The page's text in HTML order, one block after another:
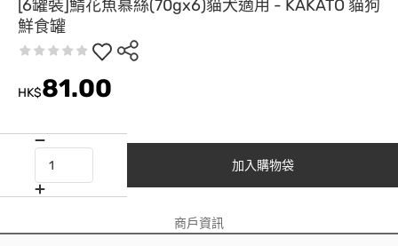
[6罐裝]鯖花魚慕絲(70gx6)貓犬適用 - KAKATO 貓狗
鮮食罐
HK$81.00
加入購物袋
商戶資訊